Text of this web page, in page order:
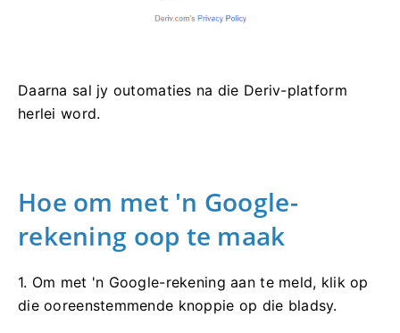
Daarna sal jy outomaties na die Deriv-platform
herlei word.
Hoe om met 'n Google-
rekening oop te maak
1. Om met 'n Google-rekening aan te meld, klik op
die ooreenstemmende knoppie op die bladsy.